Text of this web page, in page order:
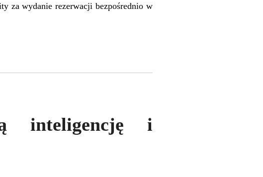
za wydanie rezerwacji bezpośrednio w
inteligencję i